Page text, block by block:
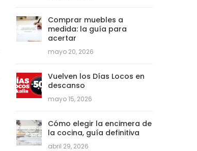
Comprar muebles a
medida: la guía para
acertar
mayo 20, 2026
Vuelven los Días Locos en
descanso
mayo 15, 2026
Cómo elegir la encimera de
la cocina, guía definitiva
abril 29, 2026